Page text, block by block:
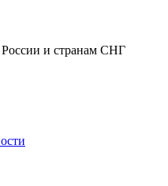
и странам СНГ